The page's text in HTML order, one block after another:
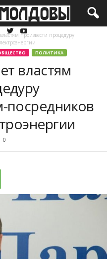
произвести процедуру
ПОЛИТИКА
властям
посредников
0